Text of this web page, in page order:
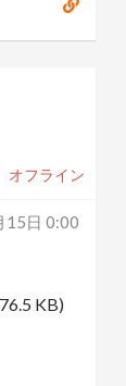
オフライン
15日 0:00
KB)